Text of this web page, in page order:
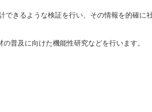
きるような検証を行い、その情報を的確に
普及に向けた機能性研究などを行います。